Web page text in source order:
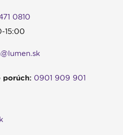
0810
porúch: 0901 909 901